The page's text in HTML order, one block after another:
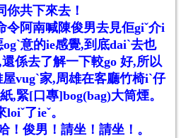
共下來去！
令阿南喊陳俊男去見佢giˇ介i
意的ie感覺,到底daiˋ去也
係去了解一下較go 好,所以
vugˋ家,周雄在客廳竹椅iˋ仔
,緊[口專]bog(bag)大筒煙。
了ieˇ。
！俊男！請坐！請坐！。